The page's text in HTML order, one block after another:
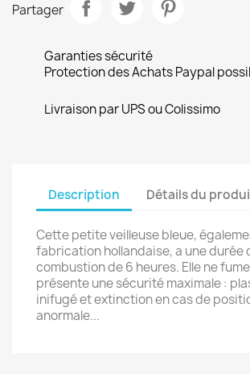
Partager
Garanties sécurité
Protection des Achats Paypal
Livraison par UPS ou Colissimo
Description Détails du
Cette petite veilleuse bleue,
fabrication hollandaise, a une durée
combustion de 6 heures. Elle ne
présente une sécurité maximale :
inifugé et extinction en cas de
anormale...